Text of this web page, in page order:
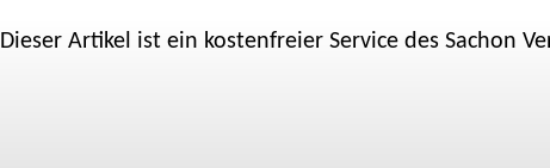
Dieser Artikel ist ein kostenfreier Service des Sachon